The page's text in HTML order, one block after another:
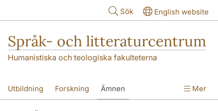
Sök English website
Språk- och litteraturcentrum
Humanistiska och teologiska fakulteterna
Utbildning Forskning Ämnen Mer